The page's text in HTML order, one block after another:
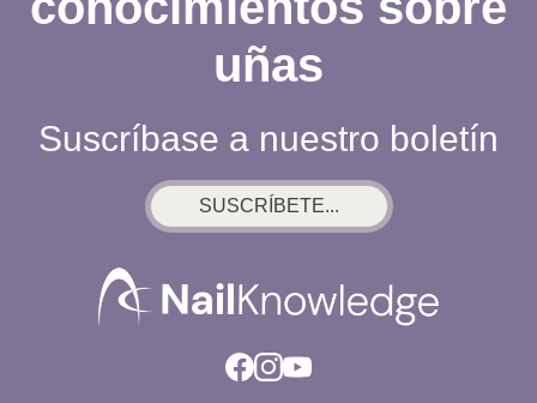
uñas
Suscríbase a nuestro boletín
SUSCRÍBETE...